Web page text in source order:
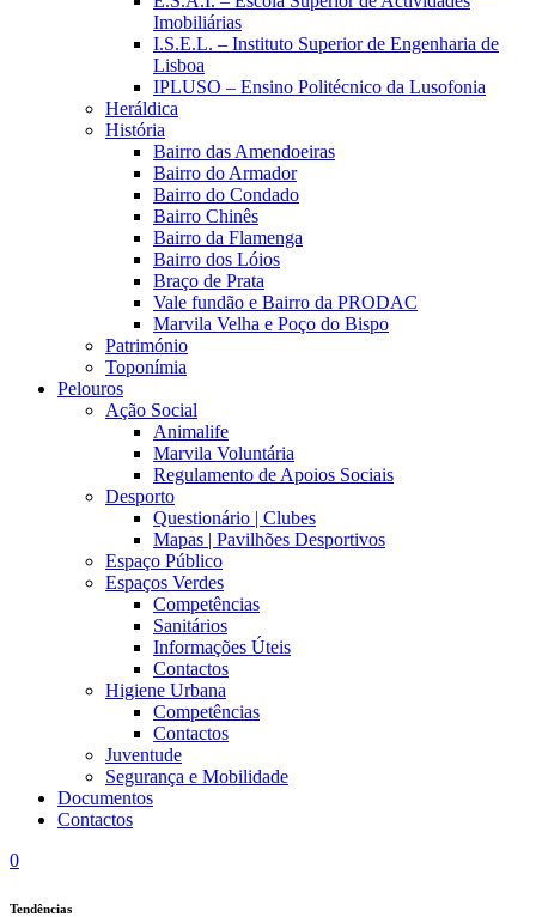
Imobiliárias
I.S.E.L. – Instituto Superior de Engenharia de
Lisboa
IPLUSO – Ensino Politécnico da Lusofonia
Heráldica
História
Bairro das Amendoeiras
Bairro do Armador
Bairro do Condado
Bairro Chinês
Bairro da Flamenga
Bairro dos Lóios
Braço de Prata
Vale fundão e Bairro da PRODAC
Marvila Velha e Poço do Bispo
Património
Toponímia
Pelouros
Ação Social
Animalife
Marvila Voluntária
Regulamento de Apoios Sociais
Desporto
Questionário | Clubes
Mapas | Pavilhões Desportivos
Espaço Público
Espaços Verdes
Competências
Sanitários
Informações Úteis
Contactos
Higiene Urbana
Competências
Contactos
Juventude
Segurança e Mobilidade
Documentos
Contactos
0
Tendências